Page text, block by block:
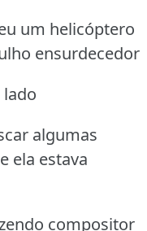
um helicóptero
ensurdecedor
algumas
ela estava
compositor